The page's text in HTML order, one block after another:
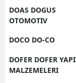
DOAS DOGUS
OTOMOTIV
DOCO DO-CO
DOFER DOFER YAPI
MALZEMELERI